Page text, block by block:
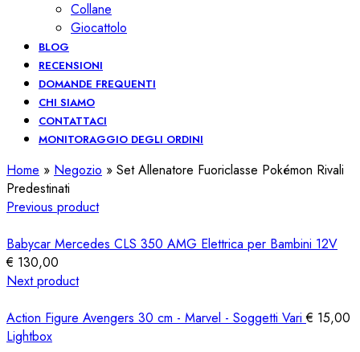
Collane
Giocattolo
BLOG
RECENSIONI
DOMANDE FREQUENTI
CHI SIAMO
CONTATTACI
MONITORAGGIO DEGLI ORDINI
Home » Negozio » Set Allenatore Fuoriclasse Pokémon Rivali
Predestinati
Previous product
Babycar Mercedes CLS 350 AMG Elettrica per Bambini 12V
€ 130,00
Next product
Action Figure Avengers 30 cm - Marvel - Soggetti Vari€ 15,00
Lightbox